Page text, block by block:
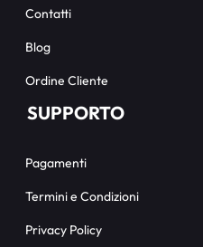
Contatti
Blog
Ordine Cliente
SUPPORTO
Pagamenti
Termini e Condizioni
Privacy Policy